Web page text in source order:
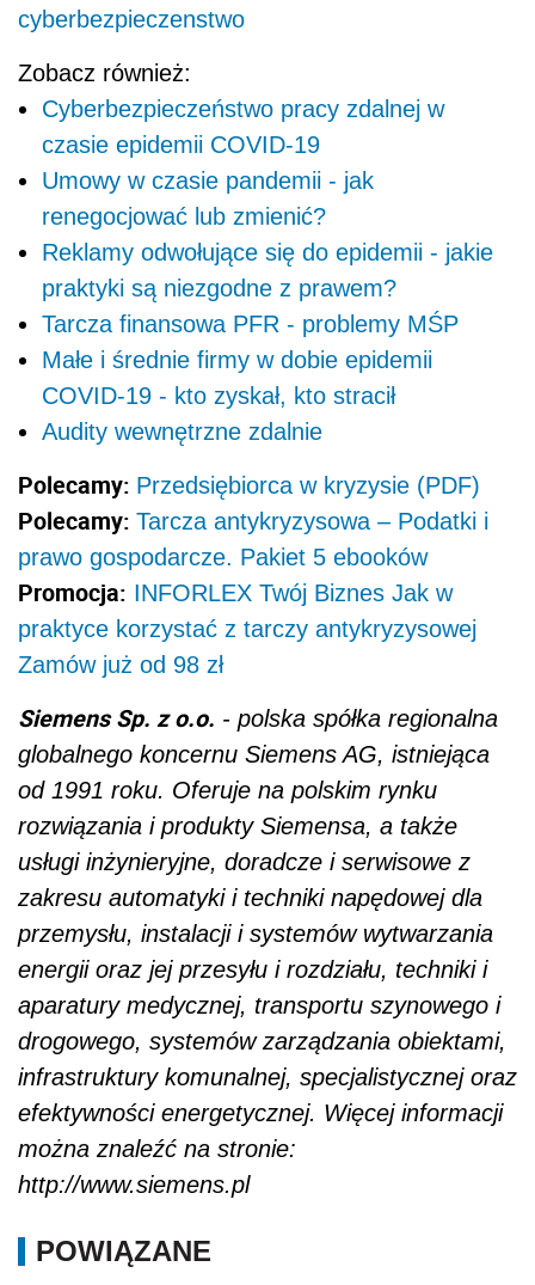
cyberbezpieczenstwo
Zobacz również:
Cyberbezpieczeństwo pracy zdalnej w
czasie epidemii COVID-19
Umowy w czasie pandemii - jak
renegocjować lub zmienić?
Reklamy odwołujące się do epidemii - jakie
praktyki są niezgodne z prawem?
Tarcza finansowa PFR - problemy MŚP
Małe i średnie firmy w dobie epidemii
COVID-19 - kto zyskał, kto stracił
Audity wewnętrzne zdalnie
Polecamy: Przedsiębiorca w kryzysie (PDF)
Polecamy: Tarcza antykryzysowa – Podatki i
prawo gospodarcze. Pakiet 5 ebooków
Promocja: INFORLEX Twój Biznes Jak w
praktyce korzystać z tarczy antykryzysowej
Zamów już od 98 zł
Siemens Sp. z o.o. - polska spółka regionalna
globalnego koncernu Siemens AG, istniejąca
od 1991 roku. Oferuje na polskim rynku
rozwiązania i produkty Siemensa, a także
usługi inżynieryjne, doradcze i serwisowe z
zakresu automatyki i techniki napędowej dla
przemysłu, instalacji i systemów wytwarzania
energii oraz jej przesyłu i rozdziału, techniki i
aparatury medycznej, transportu szynowego i
drogowego, systemów zarządzania obiektami,
infrastruktury komunalnej, specjalistycznej oraz
efektywności energetycznej. Więcej informacji
można znaleźć na stronie:
http://www.siemens.pl
POWIĄZANE